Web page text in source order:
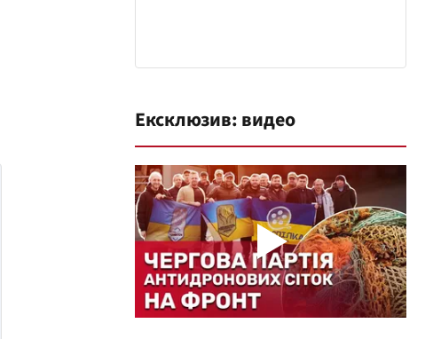
Ексклюзив: видео